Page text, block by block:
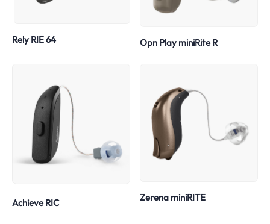
Rely RIE 64 Opn Play miniRite R
Achieve RIC Zerena miniRITE